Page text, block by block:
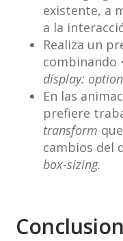
existente, a
a la
Realiza un
combinando
display:
En las
prefiere
transform
cambios del
box-sizing.